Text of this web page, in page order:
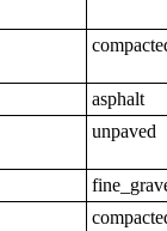
asphalt
unpaved